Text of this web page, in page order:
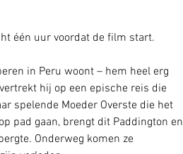
één uur voordat de film start.
in Peru woont – hem heel erg
hij op een epische reis die
spelende Moeder Overste die het
pad gaan, brengt dit Paddington en
Onderweg komen ze